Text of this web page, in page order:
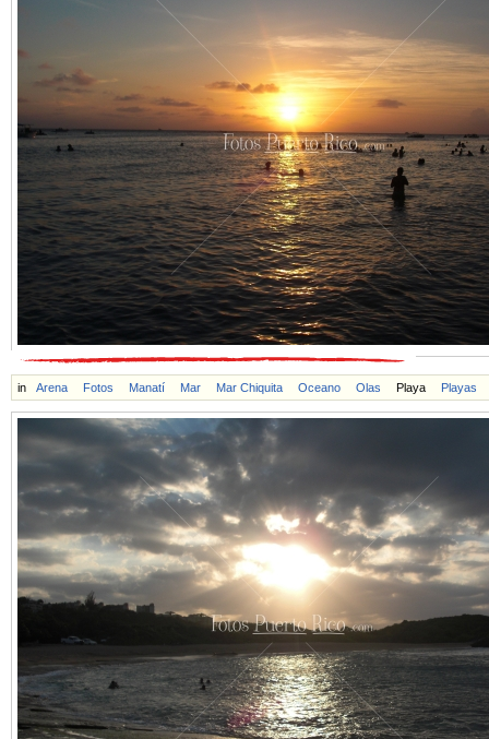
in Arena Fotos Manatí Mar Mar Chiquita Oceano Olas Playa Playas